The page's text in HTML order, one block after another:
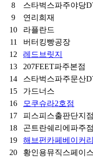
8
스타벅스파주야당
9
연리희재
10
라플란드
11
버터킹빵공장
12
레드브릿지
13
207FEET파주본점
14
스타벅스파주문산
15
가드너스
16
모쿠슈라2호점
17
피스피스출판단지점
18
곤트란쉐리에파주점
19
해브펀카페베이커리
20
황인용뮤직스페이